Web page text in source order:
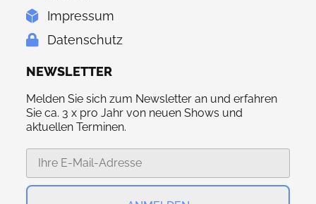
Impressum
Datenschutz
NEWSLETTER
Melden Sie sich zum Newsletter an und erfahren
Sie ca. 3 x pro Jahr von neuen Shows und
aktuellen Terminen.